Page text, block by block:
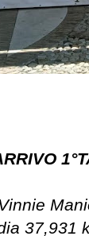
37,931